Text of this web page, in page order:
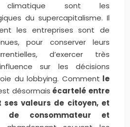
climatique sont les
du supercapitalisme. Il
les entreprises sont de
pour conserver leurs
d’exercer très
sur les décisions
du lobbying. Comment le
désormaisécartelé entre
ses valeurs de citoyen, et
de consommateur et